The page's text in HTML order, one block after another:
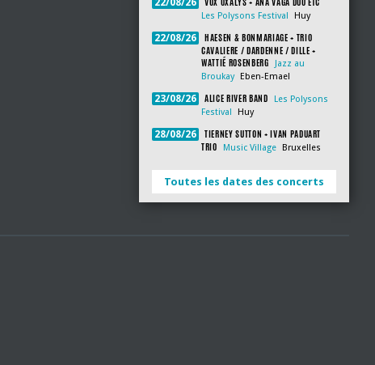
22/08/26
Les Polysons Festival Huy
22/08/26
HAESEN & BONMARIAGE + TRIO
CAVALIERE / DARDENNE / DILLE +
WATTIÉ ROSENBERG
Jazz au
Broukay
Eben-Emael
23/08/26 ALICE RIVER BAND
Les Polysons
Festival
Huy
28/08/26
TIERNEY SUTTON + IVAN PADUART
TRIO
Music Village Bruxelles
Toutes les dates des concerts